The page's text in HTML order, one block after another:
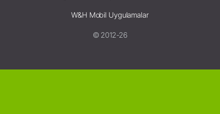
W&H Mobil Uygulamalar
© 2012-26